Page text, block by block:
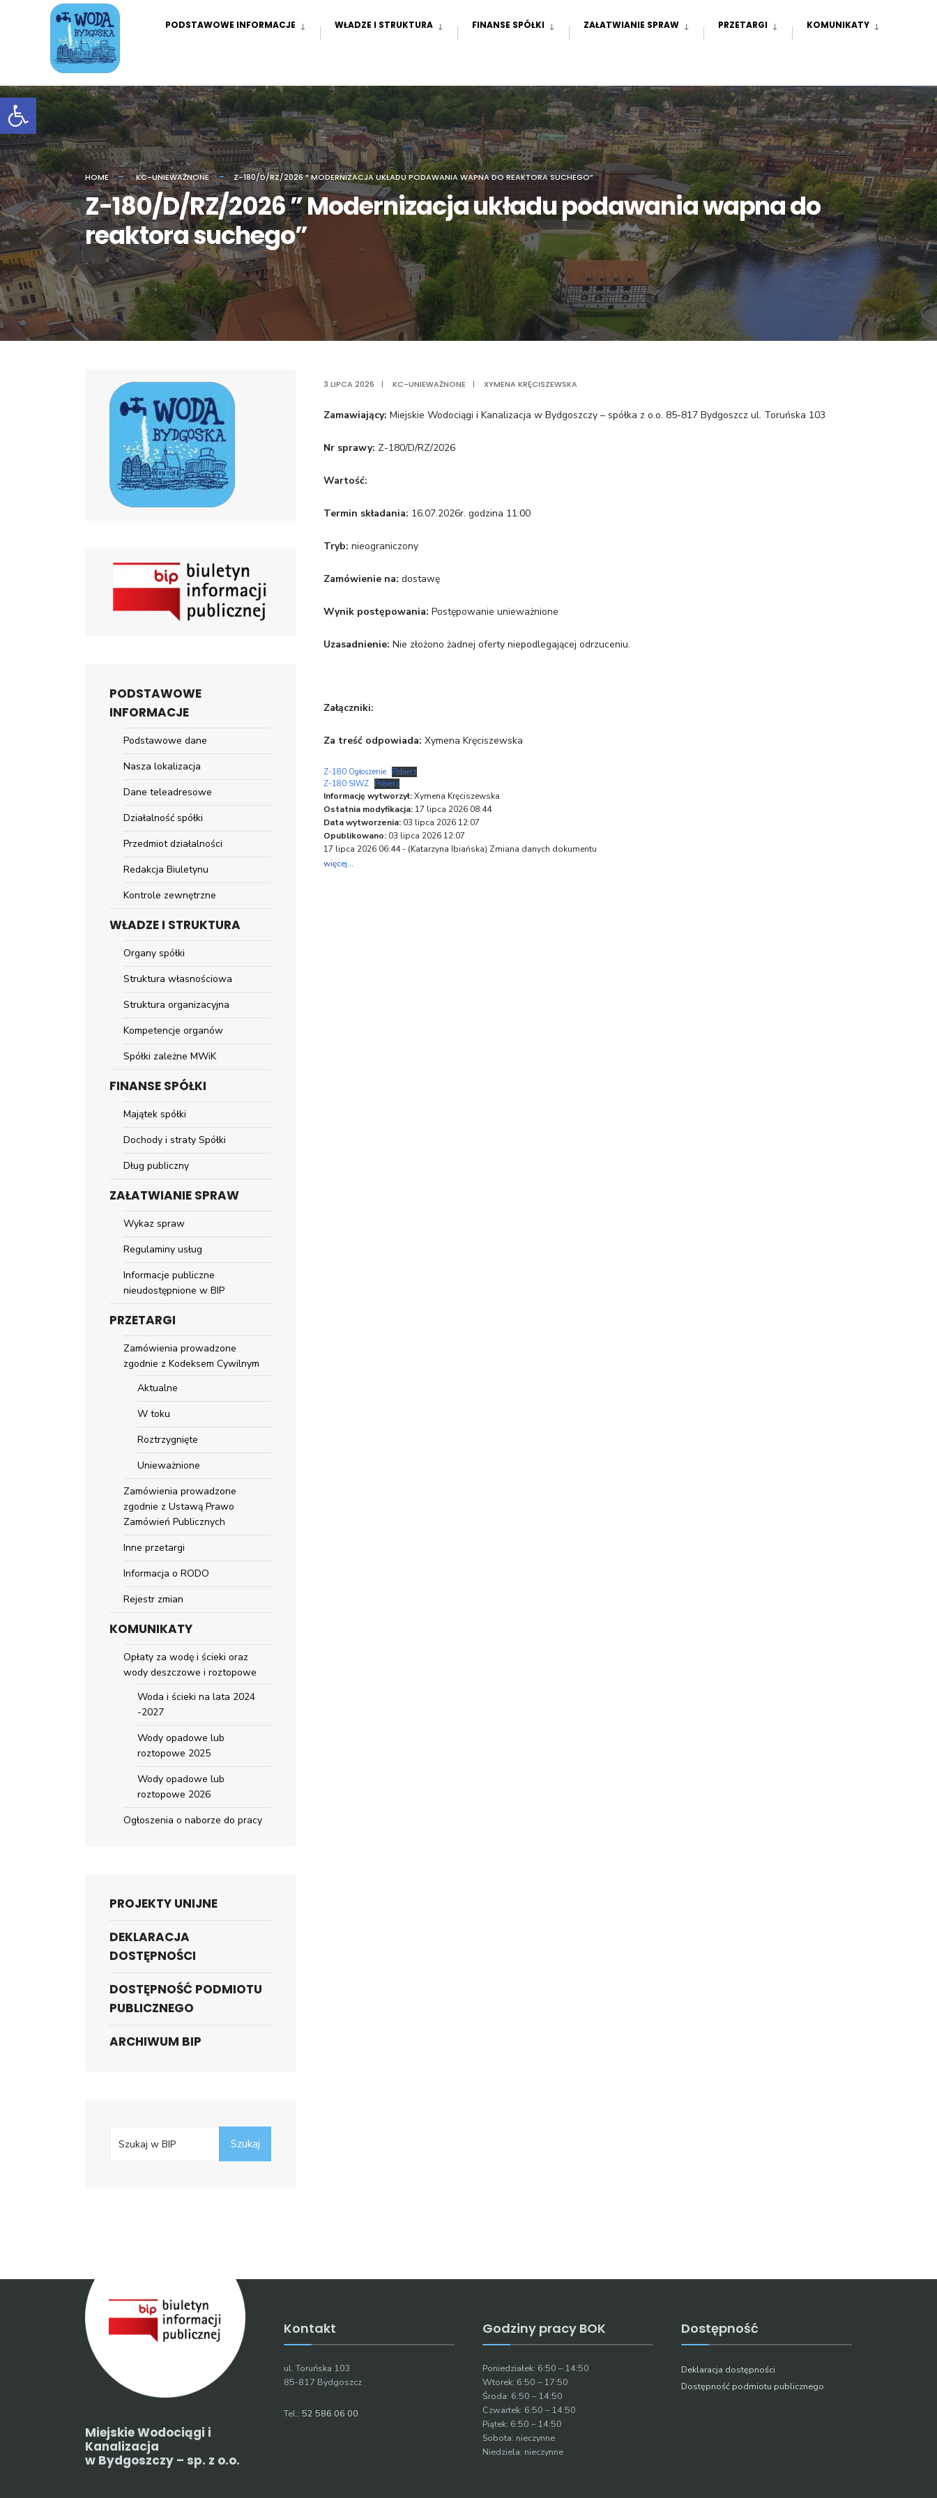
Otwórz pasek narzędzi
Skip
content
PODSTAWOWE INFORMACJE WŁADZE I STRUKTURA FINANSE SPÓŁKI ZAŁATWIANIE SPRAW PRZETARGI KOMUNIKATY
HOME KC-UNIEWAŻNONE Z-180/D/RZ/2026 ” MODERNIZACJA UKŁADU PODAWANIA WAPNA DO REAKTORA SUCHEGO”
Z-180/D/RZ/2026 ” Modernizacja układu podawania wapna do
reaktora suchego”
3 LIPCA 2026 | KC-UNIEWAŻNONE | XYMENA KRĘCISZEWSKA
Zamawiający: Miejskie Wodociągi i Kanalizacja w Bydgoszczy – spółka z o.o. 85-817 Bydgoszcz ul. Toruńska 103
Nr sprawy: Z-180/D/RZ/2026
Wartość:
Termin składania: 16.07.2026r. godzina 11:00
Tryb: nieograniczony
Zamówienie na: dostawę
Wynik postępowania: Postępowanie unieważnione
Uzasadnienie: Nie złożono żadnej oferty niepodlegającej odrzuceniu.
Załączniki:
Za treść odpowiada: Xymena Kręciszewska
Z-180 Ogłoszenie Pobierz
Z-180 SIWZ Pobierz
Informację wytworzył:Xymena Kręciszewska
Ostatnia modyfikacja: 17 lipca 2026 08:44
Data wytworzenia: 03 lipca 2026 12:07
Opublikowano: 03 lipca 2026 12:07
17 lipca 2026 06:44 - (Katarzyna Ibiańska) Zmiana danych dokumentu
więcej...
PODSTAWOWE
INFORMACJE
Podstawowe dane
Nasza lokalizacja
Dane teleadresowe
Działalność spółki
Przedmiot działalności
Redakcja Biuletynu
Kontrole zewnętrzne
WŁADZE I STRUKTURA
Organy spółki
Struktura własnościowa
Struktura organizacyjna
Kompetencje organów
Spółki zależne MWiK
FINANSE SPÓŁKI
Majątek spółki
Dochody i straty Spółki
Dług publiczny
ZAŁATWIANIE SPRAW
Wykaz spraw
Regulaminy usług
Informacje publiczne
nieudostępnione w BIP
PRZETARGI
Zamówienia prowadzone
zgodnie z Kodeksem Cywilnym
Aktualne
W toku
Roztrzygnięte
Unieważnione
Zamówienia prowadzone
zgodnie z Ustawą Prawo
Zamówień Publicznych
Inne przetargi
Informacja o RODO
Rejestr zmian
KOMUNIKATY
Opłaty za wodę i ścieki oraz
wody deszczowe i roztopowe
Woda i ścieki na lata 2024
-2027
Wody opadowe lub
roztopowe 2025
Wody opadowe lub
roztopowe 2026
Ogłoszenia o naborze do pracy
PROJEKTY UNIJNE
DEKLARACJA
DOSTĘPNOŚCI
DOSTĘPNOŚĆ PODMIOTU
PUBLICZNEGO
ARCHIWUM BIP
for:
Szukaj
Miejskie Wodociągi i
Kanalizacja
w Bydgoszczy – sp. z o.o.
Kontakt
ul. Toruńska 103
85-817 Bydgoszcz
Tel.: 52 586 06 00
Godziny pracy BOK
Poniedziałek: 6:50 – 14:50
Wtorek: 6:50 – 17:50
Środa: 6:50 – 14:50
Czwartek: 6:50 – 14:50
Piątek: 6:50 – 14:50
Sobota: nieczynne
Niedziela: nieczynne
Dostępność
Deklaracja dostępności
Dostępność podmiotu publicznego